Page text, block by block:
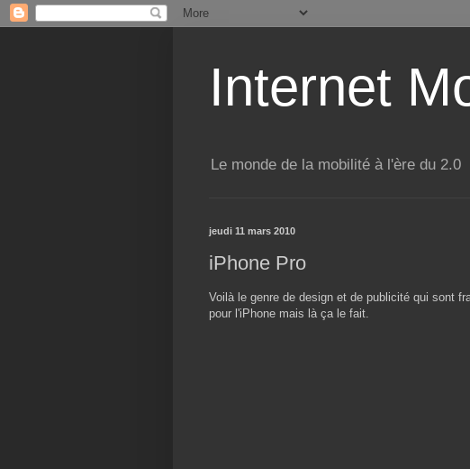
Internet
Le monde de la mobilité à l'ère du 2.0
jeudi 11 mars 2010
iPhone Pro
Voilà le genre de design et de publicité qui sont
pour l'iPhone mais là ça le fait.